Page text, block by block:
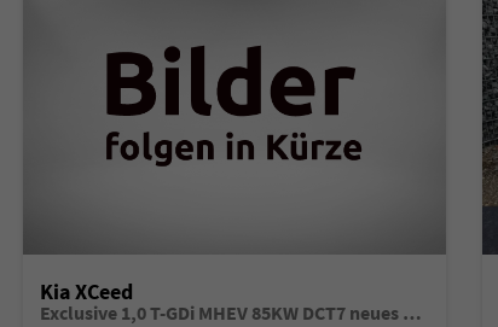
Kia XCeed
Exclusive 1,0 T-GDi MHEV 85KW DCT7 neues Modell